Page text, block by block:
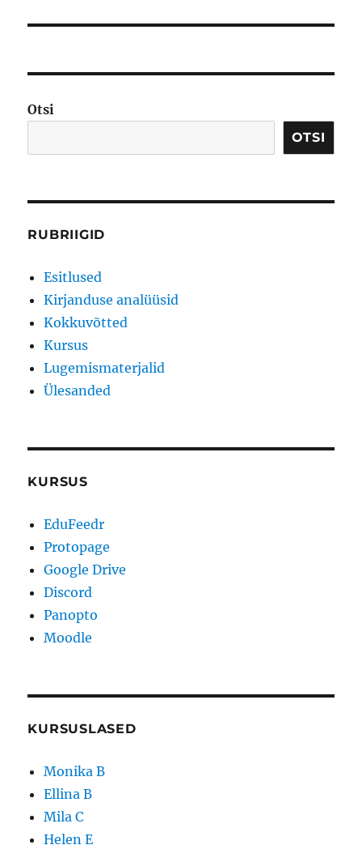
Otsi
OTSI
RUBRIIGID
Esitlused
Kirjanduse analüüsid
Kokkuvõtted
Kursus
Lugemismaterjalid
Ülesanded
KURSUS
EduFeedr
Protopage
Google Drive
Discord
Panopto
Moodle
KURSUSLASED
Monika B
Ellina B
Mila C
Helen E